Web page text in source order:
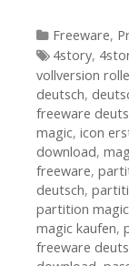
Kategorien
Freeware,
Tags
4story,
vollversion
deutsch,
freeware
magic, icon
download,
freeware,
deutsch,
partition
magic kaufen,
freeware